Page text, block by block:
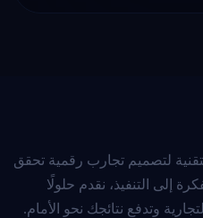
لتصميم تجارب رقمية تحقق
إلى التنفيذ، نقدم حلولًا
وتدفع نتائجك نحو الأمام.